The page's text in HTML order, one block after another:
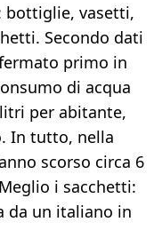
bottiglie, vasetti,
Secondo dati
primo in
di acqua
per abitante,
In tutto, nella
scorso circa 6
i sacchetti:
da un italiano in